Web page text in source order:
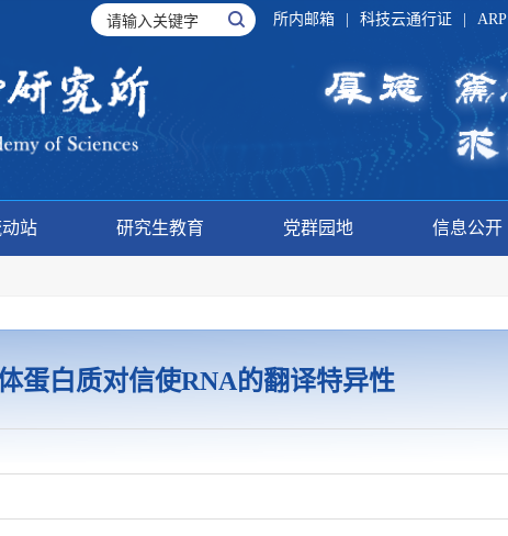
所内邮箱 科技云通行证 ARP
站 研究生教育 党群园地 信息公开
蛋白质对信使RNA的翻译特异性